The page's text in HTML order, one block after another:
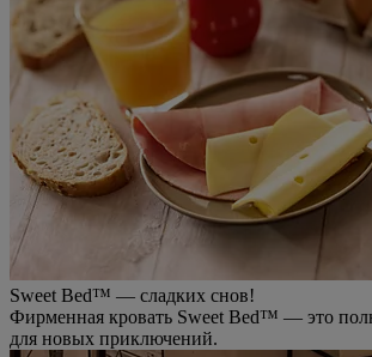
Sweet Bed™ — сладких снов!
Фирменная кровать Sweet Bed™ — это
для новых приключений.